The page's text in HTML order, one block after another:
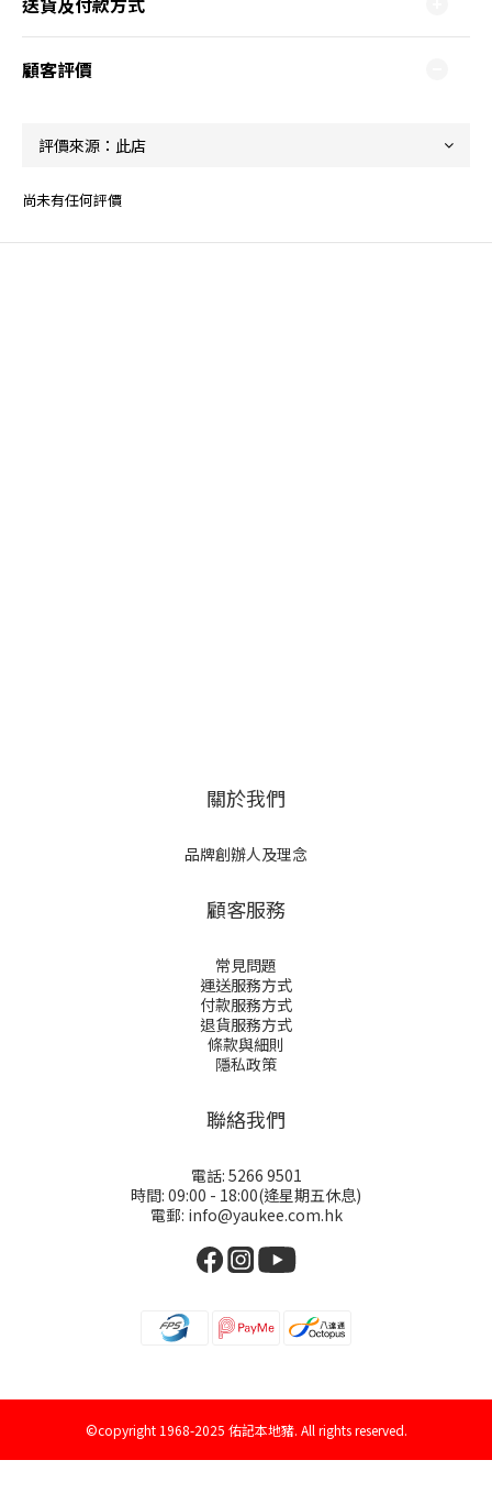
顧客評價
尚未有任何評價
關於我們
品牌創辦人及理念
顧客服務
常見問題
運送服務方式
付款服務方式
退貨服務方式
條款與細則
隱私政策
聯絡我們
電話: 5266 9501
時間: 09:00 - 18:00(逄星期五休息)
電郵: info@yaukee.com.hk
©copyright 1968-2025 佑記本地豬. All rights reserved.